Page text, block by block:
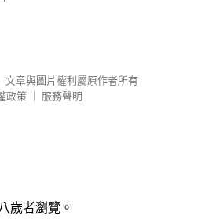
文章與圖片權利屬原作者所有
政策
服務聲明
歲者瀏覽。